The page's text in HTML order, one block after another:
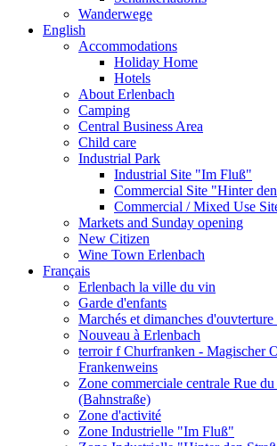
Wanderwege
English
Accommodations
Holiday Home
Hotels
About Erlenbach
Camping
Central Business Area
Child care
Industrial Park
Industrial Site "Im Fluß"
Commercial Site "Hinter
Commercial / Mixed Use
Markets and Sunday opening
New Citizen
Wine Town Erlenbach
Français
Erlenbach la ville du vin
Garde d'enfants
Marchés et dimanches d'ouvterture
Nouveau à Erlenbach
terroir f Churfranken - Magischer
Frankenweins
Zone commerciale centrale Rue
(Bahnstraße)
Zone d'activité
Zone Industrielle "Im Fluß"